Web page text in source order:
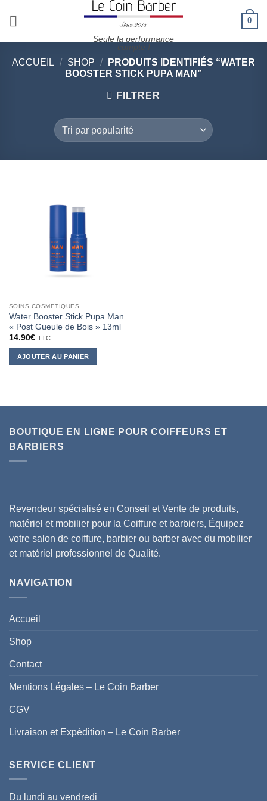
Seule la performance
compte !
0
ACCUEIL / SHOP /
PRODUITS IDENTIFIÉS “WATER
BOOSTER STICK PUPA MAN”
FILTRER
SOINS COSMETIQUES
Water Booster Stick Pupa Man
« Post Gueule de Bois » 13ml
14.90€ TTC
AJOUTER AU PANIER
BOUTIQUE EN LIGNE POUR COIFFEURS ET
BARBIERS
Revendeur spécialisé en Conseil et Vente de produits,
matériel et mobilier pour la Coiffure et barbiers, Équipez
votre salon de coiffure, barbier ou barber avec du mobilier
et matériel professionnel de Qualité.
NAVIGATION
Accueil
Shop
Contact
Mentions Légales – Le Coin Barber
CGV
Livraison et Expédition – Le Coin Barber
SERVICE CLIENT
Du lundi au vendredi